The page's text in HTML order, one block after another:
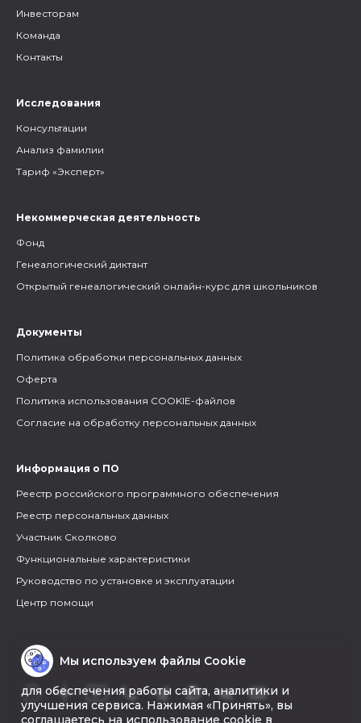
Инвесторам
Команда
Контакты
Исследования
Консультации
Анализ фамилии
Тариф «Эксперт»
Некоммерческая деятельность
Фонд
Генеалогический диктант
Открытый генеалогический онлайн-курс для школьников
Документы
Политика обработки персональных данных
Оферта
Политика использования COOKIE-файлов
Согласие на обработку персональных данных
Информация о ПО
Реестр российского программного обеспечения
Реестр персональных данных
Участник Сколково
Функциональные характеристики
Руководство по установке и эксплуатации
Центр помощи
Мы используем файлы Cookie
для обеспечения работы сайта, аналитики и
улучшения сервиса. Нажимая «Принять», вы
соглашаетесь на использование cookie в